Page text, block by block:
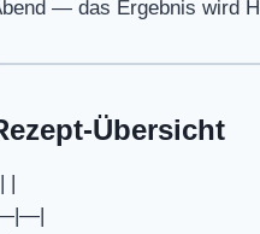
— das Ergebnis wird
Übersicht
|